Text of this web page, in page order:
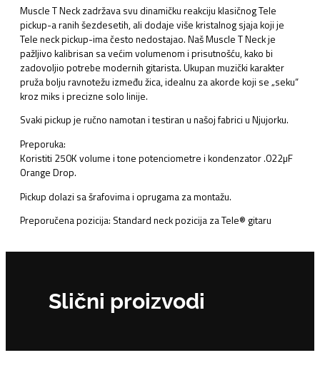
Muscle T Neck zadržava svu dinamičku reakciju klasičnog Tele
pickup-a ranih šezdesetih, ali dodaje više kristalnog sjaja koji je
Tele neck pickup-ima često nedostajao. Naš Muscle T Neck je
pažljivo kalibrisan sa većim volumenom i prisutnošću, kako bi
zadovoljio potrebe modernih gitarista. Ukupan muzički karakter
pruža bolju ravnotežu između žica, idealnu za akorde koji se „seku“
kroz miks i precizne solo linije.
Svaki pickup je ručno namotan i testiran u našoj fabrici u Njujorku.
Preporuka:
Koristiti 250K volume i tone potenciometre i kondenzator .022µF
Orange Drop.
Pickup dolazi sa šrafovima i oprugama za montažu.
Preporučena pozicija: Standard neck pozicija za Tele® gitaru
Slični proizvodi